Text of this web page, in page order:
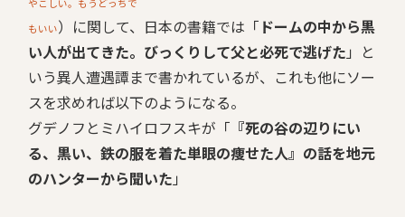
やこしい。もうどっちで
もいい）に関して、日本の書籍では「 ドームの中から黒
い人が出てきた。びっくりして父と必死で逃げた 」と
いう異人遭遇譚まで書かれているが、これも他にソー
スを求めれば以下のようになる。
グデノフとミハイロフスキが「 『死の谷の辺りにい
る、黒い、鉄の服を着た単眼の痩せた人』の話を地元
のハンターから聞いた 」